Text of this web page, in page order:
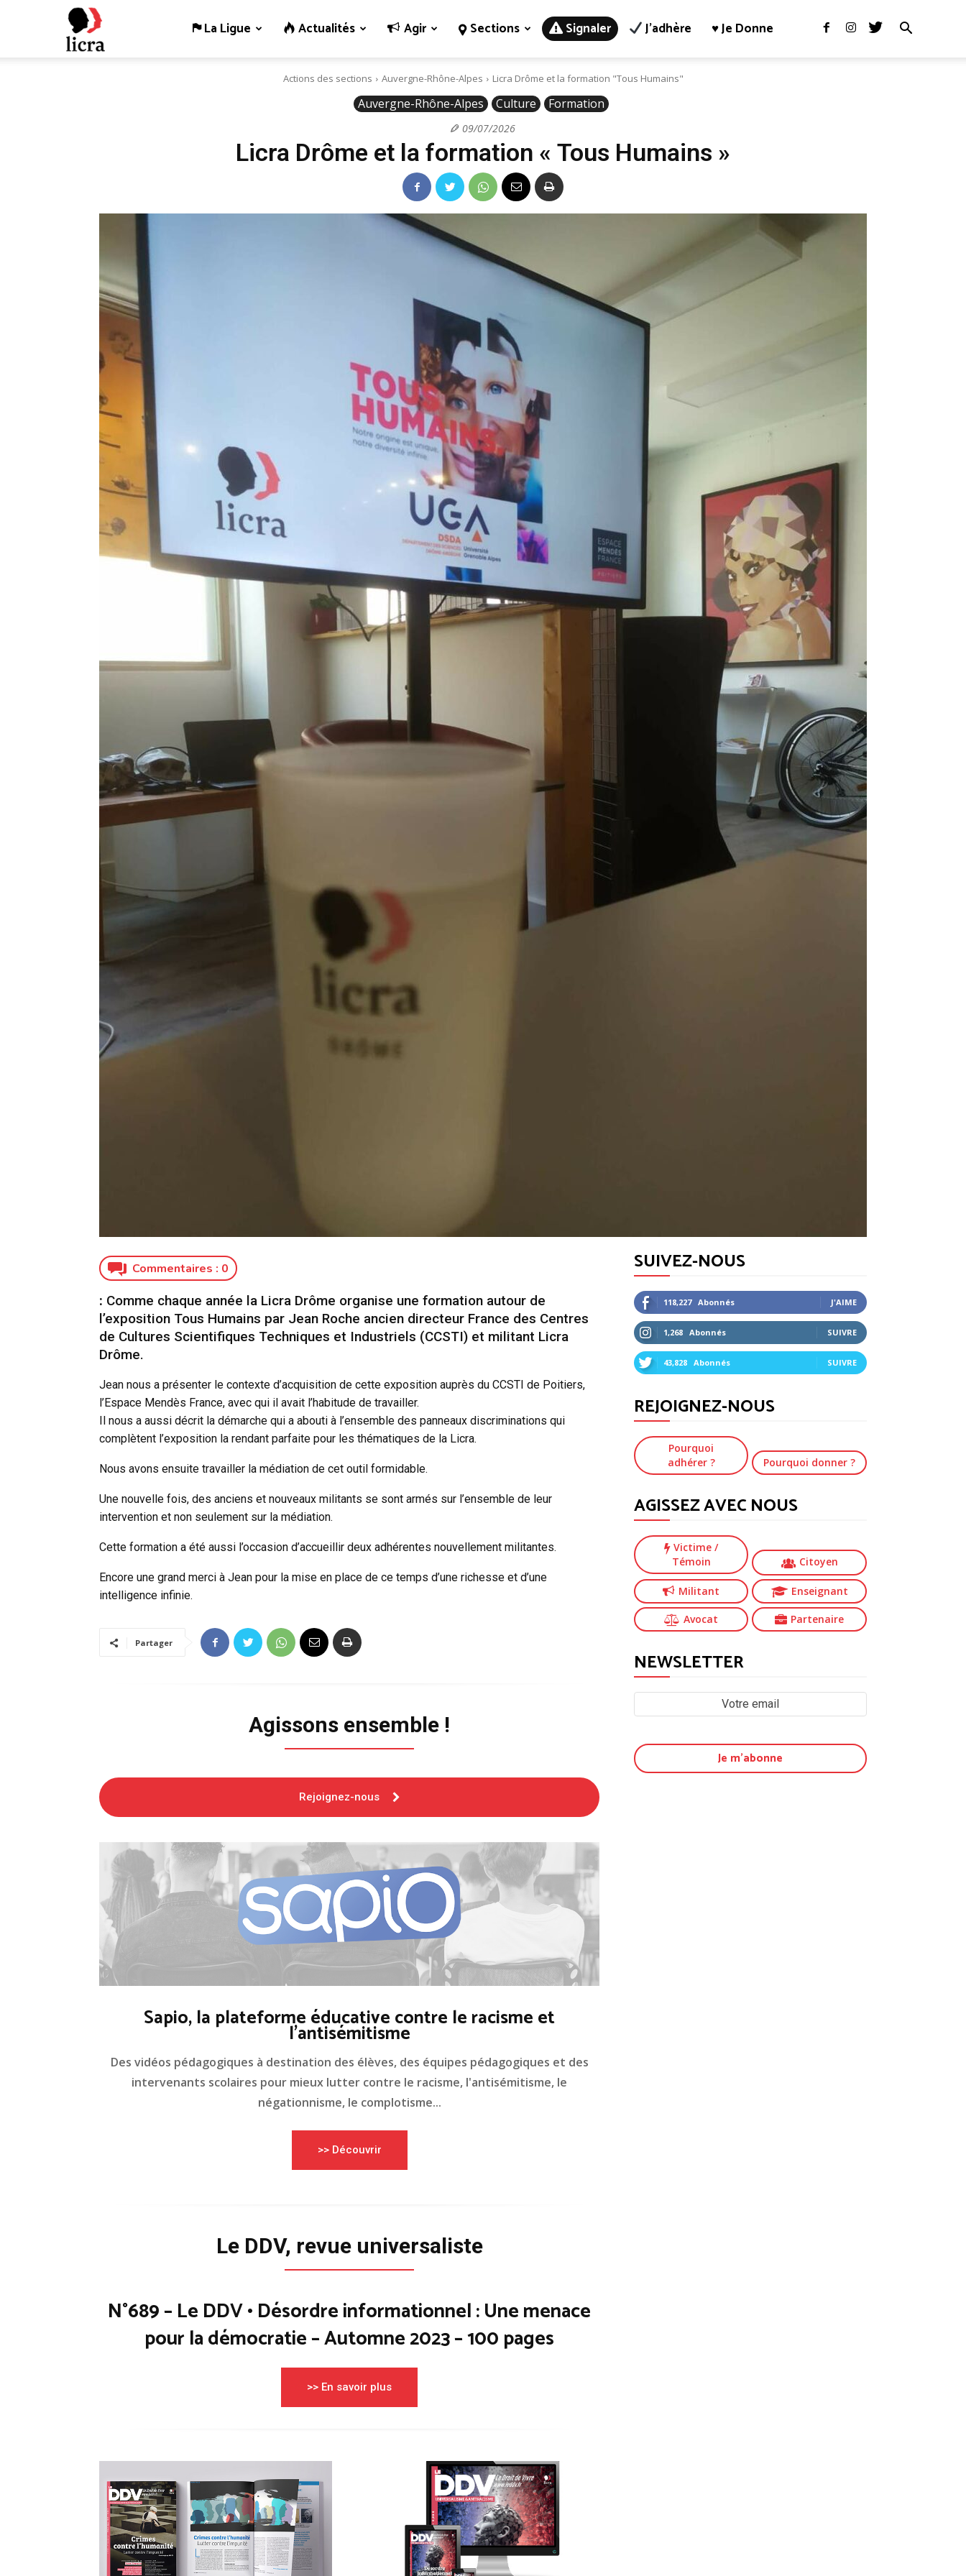
La Ligue Actualités Agir Sections Signaler J’adhère ♥ Je Donne
Actions des sections Auvergne-Rhône-Alpes Licra Drôme et la formation "Tous Humains"
Auvergne-Rhône-Alpes Culture Formation
09/07/2026
Licra Drôme et la formation « Tous Humains »
Commentaires : 0
: Comme chaque année la Licra Drôme organise une formation autour de
l’exposition Tous Humains par Jean Roche ancien directeur France des Centres
de Cultures Scientifiques Techniques et Industriels (CCSTI) et militant Licra
Drôme.
Jean nous a présenter le contexte d’acquisition de cette exposition auprès du CCSTI de Poitiers,
l’Espace Mendès France, avec qui il avait l’habitude de travailler.
Il nous a aussi décrit la démarche qui a abouti à l’ensemble des panneaux discriminations qui
complètent l’exposition la rendant parfaite pour les thématiques de la Licra.
Nous avons ensuite travailler la médiation de cet outil formidable.
Une nouvelle fois, des anciens et nouveaux militants se sont armés sur l’ensemble de leur
intervention et non seulement sur la médiation.
Cette formation a été aussi l’occasion d’accueillir deux adhérentes nouvellement militantes.
Encore une grand merci à Jean pour la mise en place de ce temps d’une richesse et d’une
intelligence infinie.
Partager
Agissons ensemble !
Rejoignez-nous
Sapio, la plateforme éducative contre le racisme et
l'antisémitisme
Des vidéos pédagogiques à destination des élèves, des équipes pédagogiques et des
intervenants scolaires pour mieux lutter contre le racisme, l'antisémitisme, le
négationnisme, le complotisme...
>> Découvrir
Le DDV, revue universaliste
N°689 – Le DDV • Désordre informationnel : Une menace
pour la démocratie – Automne 2023 – 100 pages
>> En savoir plus
SUIVEZ-NOUS
118,227 Abonnés J'AIME
1,268 Abonnés SUIVRE
43,828 Abonnés SUIVRE
REJOIGNEZ-NOUS
Pourquoi
adhérer ?
Pourquoi donner ?
AGISSEZ AVEC NOUS
Victime/
Témoin
Citoyen
Militant Enseignant
Avocat Partenaire
NEWSLETTER